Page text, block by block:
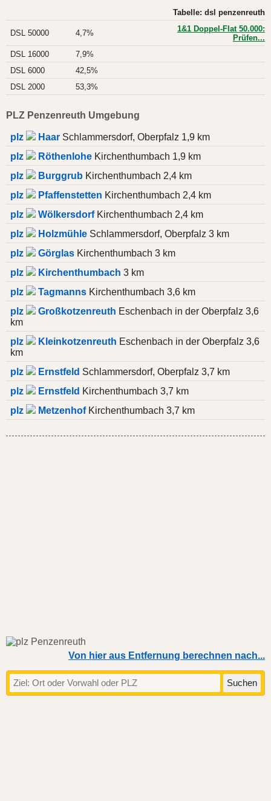
Tabelle: dsl penzenreuth
DSL 50000 4,7%
1&1 Doppel-Flat 50.000:
Prüfen...
DSL 16000
7,9%
DSL 6000
42,5%
DSL 2000
53,3%
PLZ Penzenreuth Umgebung
plz Haar Schlammersdorf, Oberpfalz 1,9 km
plz
Röthenlohe Kirchenthumbach 1,9 km
plz
Burggrub Kirchenthumbach 2,4 km
plz
Pfaffenstetten Kirchenthumbach 2,4 km
plz
WölkersdorfKirchenthumbach 2,4 km
plz
Holzmühle Schlammersdorf, Oberpfalz 3 km
plz
Görglas Kirchenthumbach 3 km
plz
Kirchenthumbach 3 km
plz
Tagmanns Kirchenthumbach 3,6 km
plz
Großkotzenreuth Eschenbach in der Oberpfalz 3,6
km
plz
Kleinkotzenreuth Eschenbach in der Oberpfalz 3,6
km
plz
Ernstfeld Schlammersdorf, Oberpfalz 3,7 km
plz
Ernstfeld Kirchenthumbach 3,7 km
plz
MetzenhofKirchenthumbach 3,7 km
Von hier aus Entfernung berechnen nach...